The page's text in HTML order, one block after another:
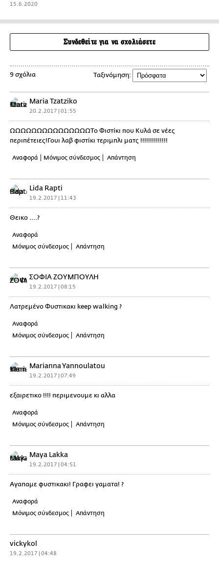
15.6.2020
Συνδεθείτε για να σχολιάσετε
9 σχόλια Ταξινόμηση:
Maria Tzatziko
20.2.2017 | 01:55
ΩΩΩΩΩΩΩΩΩΩΩΩΩΩΩΤο Φιστίκι που Κυλά σε νέες
περιπέτειες!Γουι λαβ φιστίκι τεριμπλι ματς !!!!!!!!!!!!!!
Αναφορά Μόνιμος σύνδεσμος Απάντηση
Lida Rapti
19.2.2017 | 11:43
Θεικο ....?
Αναφορά
Μόνιμος σύνδεσμος
Απάντηση
ΣΟΦΙΑ ΖΟΥΜΠΟΥΛΗ
19.2.2017 | 08:15
Λατρεμένο Φυστικακι keep walking ?
Αναφορά
Μόνιμος σύνδεσμος
Απάντηση
Marianna Yannoulatou
19.2.2017 | 07:49
εξαιρετικο !!!! περιμενουμε κι αλλα
Αναφορά
Μόνιμος σύνδεσμος
Απάντηση
Maya Lakka
19.2.2017 | 04:51
Αγαπαμε φυστικακι! Γραφει γαματα! ?
Αναφορά
Μόνιμος σύνδεσμος
Απάντηση
vickykol
19.2.2017 | 04:48